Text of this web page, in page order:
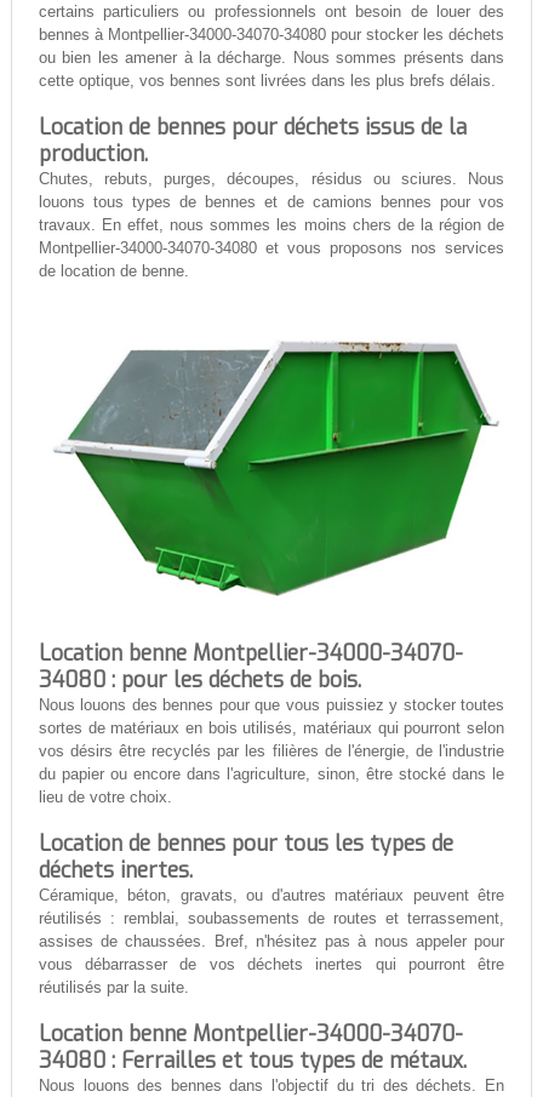
certains particuliers ou professionnels ont besoin de louer des
bennes à Montpellier-34000-34070-34080 pour stocker les déchets
ou bien les amener à la décharge. Nous sommes présents dans
cette optique, vos bennes sont livrées dans les plus brefs délais.
Location de bennes pour déchets issus de la
production.
Chutes, rebuts, purges, découpes, résidus ou sciures. Nous
louons tous types de bennes et de camions bennes pour vos
travaux. En effet, nous sommes les moins chers de la région de
Montpellier-34000-34070-34080 et vous proposons nos services
de location de benne.
Location benne Montpellier-34000-34070-
34080 : pour les déchets de bois.
Nous louons des bennes pour que vous puissiez y stocker toutes
sortes de matériaux en bois utilisés, matériaux qui pourront selon
vos désirs être recyclés par les filières de l'énergie, de l'industrie
du papier ou encore dans l'agriculture, sinon, être stocké dans le
lieu de votre choix.
Location de bennes pour tous les types de
déchets inertes.
Céramique, béton, gravats, ou d'autres matériaux peuvent être
réutilisés : remblai, soubassements de routes et terrassement,
assises de chaussées. Bref, n'hésitez pas à nous appeler pour
vous débarrasser de vos déchets inertes qui pourront être
réutilisés par la suite.
Location benne Montpellier-34000-34070-
34080 : Ferrailles et tous types de métaux.
Nous louons des bennes dans l'objectif du tri des déchets. En